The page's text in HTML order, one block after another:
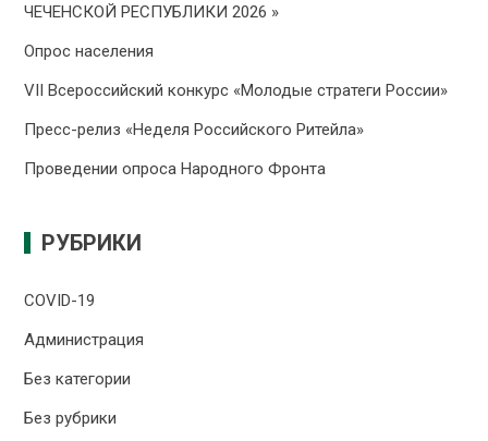
ЧЕЧЕНСКОЙ РЕСПУБЛИКИ 2026 »
Опрос населения
VII Всероссийский конкурс «Молодые стратеги России»
Пресс-релиз «Неделя Российского Ритейла»
Проведении опроса Народного Фронта
РУБРИКИ
COVID-19
Администрация
Без категории
Без рубрики